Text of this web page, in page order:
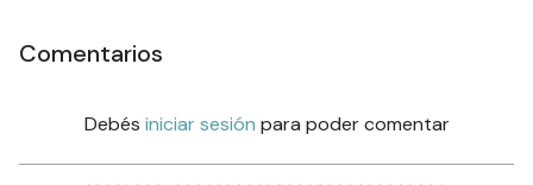
Comentarios
Debés iniciar sesión para poder comentar